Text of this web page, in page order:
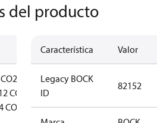
del producto
CO2
CO2
Característica Valor
Legacy BOCK
ID
82152